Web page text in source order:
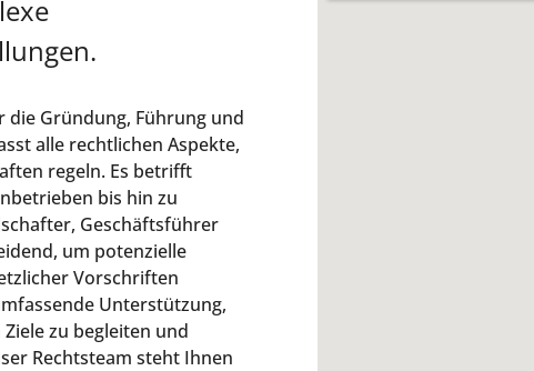
die Gründung, Führung und
alle rechtlichen Aspekte,
regeln. Es betrifft
bis hin zu
Geschäftsführer
um potenzielle
Vorschriften
Unterstützung,
zu begleiten und
Rechtsteam steht Ihnen